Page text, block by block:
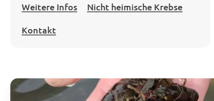
Weitere Infos Nicht heimische Krebse
Kontakt